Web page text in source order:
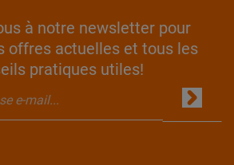
à notre newsletter pour
offres actuelles et tous les
pratiques utiles!